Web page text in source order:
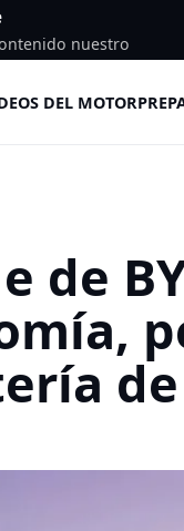
nuestro
DEL MOTOR
de